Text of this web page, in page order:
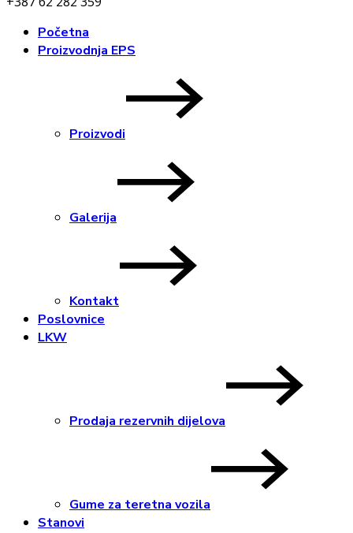
Početna
Proizvodnja EPS
Proizvodi
Galerija
Kontakt
Poslovnice
LKW
Prodaja rezervnih dijelova
Gume za teretna vozila
Stanovi